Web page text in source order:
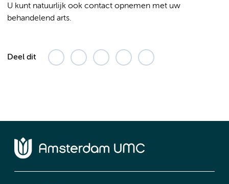
U kunt natuurlijk ook contact opnemen met uw
behandelend arts.
Deel dit